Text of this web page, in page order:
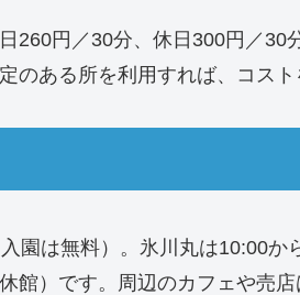
260円／30分、休日300円／30
のある所を利用すれば、コスト
園は無料）。氷川丸は10:00か
館）です。周辺のカフェや売